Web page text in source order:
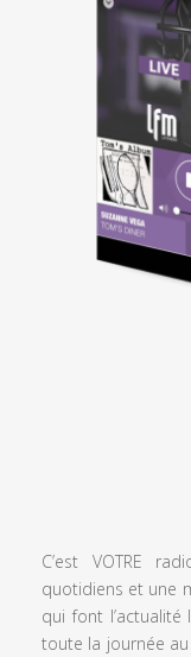
C’est VOTRE
quotidiens et une
qui font
toute la journée